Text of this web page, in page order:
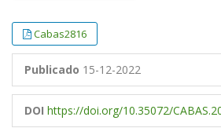
Cabas2816
Publicado 15-12-2022
DOI https://doi.org/10.35072/